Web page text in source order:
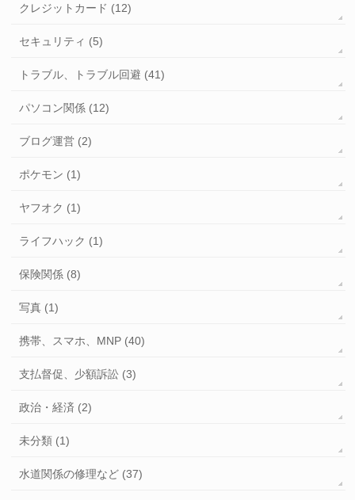
クレジットカード (12)
セキュリティ (5)
トラブル、トラブル回避 (41)
パソコン関係 (12)
ブログ運営 (2)
ポケモン (1)
ヤフオク (1)
ライフハック (1)
保険関係 (8)
写真 (1)
携帯、スマホ、MNP (40)
支払督促、少額訴訟 (3)
政治・経済 (2)
未分類 (1)
水道関係の修理など (37)